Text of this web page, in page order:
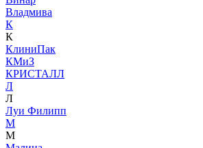
Владмива
К
К
КлиниПак
КМиЗ
КРИСТАЛЛ
Л
Л
Луи Филипп
М
М